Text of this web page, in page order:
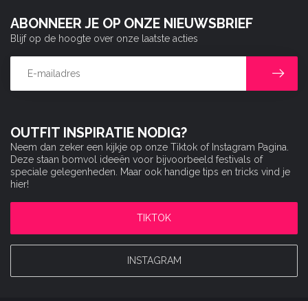
OUTFIT INSPIRATIE NODIG?
Neem dan zeker een kijkje op onze Tiktok of Instagram Pagina.
Deze staan bomvol ideeën voor bijvoorbeeld festivals of
speciale gelegenheden. Maar ook handige tips en tricks vind je
hier!
TIKTOK
INSTAGRAM
ABONNEER JE OP ONZE NIEUWSBRIEF
Blijf op de hoogte over onze laatste acties